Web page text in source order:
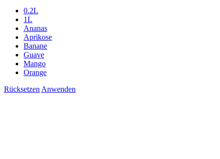
0.2L
1L
Ananas
Aprikose
Banane
Guave
Mango
Orange
Rücksetzen Anwenden